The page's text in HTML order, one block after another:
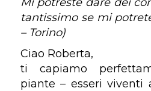
tantissimo se mi
– Torino)
Ciao Roberta,
ti capiamo
piante – esseri